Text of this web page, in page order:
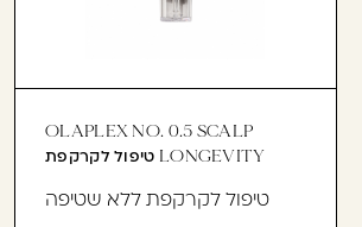
OLAPLEX NO. 0.5 SCALP
LONGEVITY טיפול לקרקפת
טיפול לקרקפת ללא שטיפה